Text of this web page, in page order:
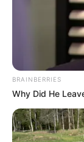
2025’s Most